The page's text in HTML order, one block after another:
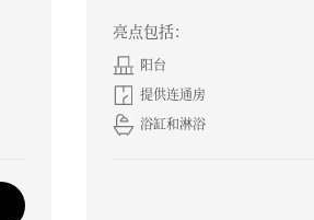
亮点包括：
阳台
提供连通房
浴缸和淋浴